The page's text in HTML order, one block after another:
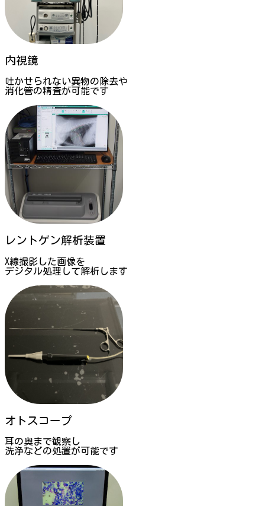
内視鏡
吐かせられない異物の除去や
消化管の精査が可能です
レントゲン解析装置
X線撮影した画像を
デジタル処理して解析します
オトスコープ
耳の奥まで観察し
洗浄などの処置が可能です